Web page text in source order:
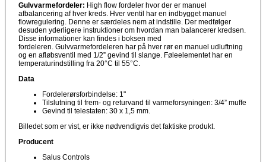
Gulvvarmefordeler: High flow fordeler hvor der er manuel
afbalancering af hver kreds. Hver ventil har en indbygget manuel
flowregulering. Denne er særdeles nem at indstille. Der medfølger
desuden yderligere instruktioner om hvordan man balancerer kredsen.
Disse informationer kan findes i boksen med
fordeleren. Gulvvarmefordeleren har på hver rør en manuel udluftning
og en afløbsventil med 1/2” gevind til slange. Føleelementet har en
temperaturindstilling fra 20°C til 55°C.
Data
Fordelerørsforbindelse: 1"
Tilslutning til frem- og returvand til varmeforsyningen: 3/4” muffe
Gevind til telestaten: 30 x 1,5 mm.
Billedet som er vist, er ikke nødvendigvis det faktiske produkt.
Producent
Salus Controls